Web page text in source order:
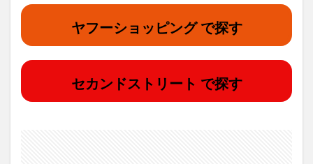
ヤフーショッピング で探す
セカンドストリート で探す